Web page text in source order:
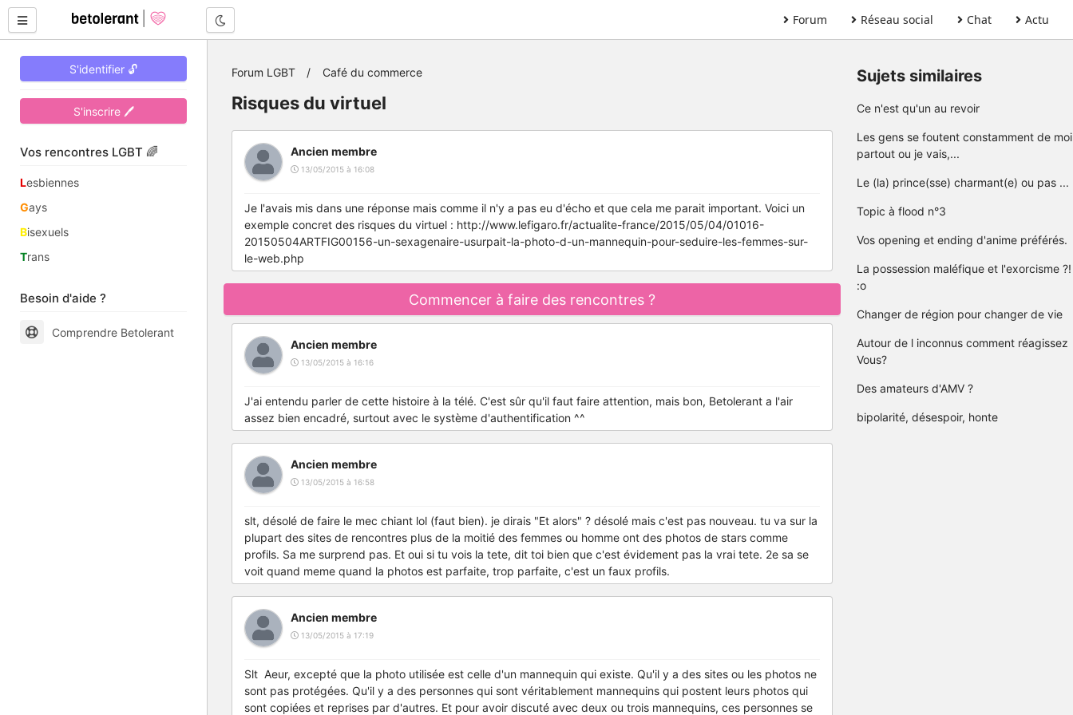
Forum Réseau social Chat Actu
S'identifier 🔓
S'inscrire 🖊
Vos rencontres LGBT 🌈
Lesbiennes
Gays
Bisexuels
Trans
Besoin d'aide ?
Comprendre Betolerant
Forum LGBT Café du commerce
Risques du virtuel
Ancien membre
13/05/2015 à 16:08
Je l'avais mis dans une réponse mais comme il n'y a pas eu d'écho et que cela me parait important. Voici un
exemple concret des risques du virtuel : http://www.lefigaro.fr/actualite-france/2015/05/04/01016-
20150504ARTFIG00156-un-sexagenaire-usurpait-la-photo-d-un-mannequin-pour-seduire-les-femmes-sur-
le-web.php
Commencer à faire des rencontres ?
Ancien membre
13/05/2015 à 16:16
J'ai entendu parler de cette histoire à la télé. C'est sûr qu'il faut faire attention, mais bon, Betolerant a l'air
assez bien encadré, surtout avec le système d'authentification ^^
Ancien membre
13/05/2015 à 16:58
slt, désolé de faire le mec chiant lol (faut bien). je dirais "Et alors" ? désolé mais c'est pas nouveau. tu va sur la
plupart des sites de rencontres plus de la moitié des femmes ou homme ont des photos de stars comme
profils. Sa me surprend pas. Et oui si tu vois la tete, dit toi bien que c'est évidement pas la vrai tete. 2e sa se
voit quand meme quand la photos est parfaite, trop parfaite, c'est un faux profils.
Ancien membre
13/05/2015 à 17:19
Slt Aeur, excepté que la photo utilisée est celle d'un mannequin qui existe. Qu'il y a des sites ou les photos ne
sont pas protégées. Qu'il y a des personnes qui sont véritablement mannequins qui postent leurs photos qui
sont copiées et reprises par d'autres. Et pour avoir discuté avec deux ou trois mannequins, ces personnes se
Sujets similaires
Ce n'est qu'un au revoir
Les gens se foutent constamment de moi
partout ou je vais,...
Le (la) prince(sse) charmant(e) ou pas ...
Topic à flood n°3
Vos opening et ending d'anime préférés.
La possession maléfique et l'exorcisme ?!
:o
Changer de région pour changer de vie
Autour de l inconnus comment réagissez
Vous?
Des amateurs d'AMV ?
bipolarité, désespoir, honte